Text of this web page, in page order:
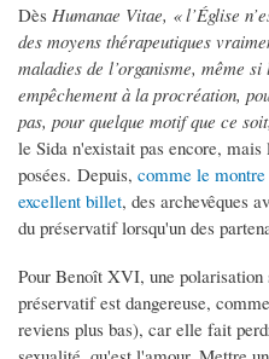
Dès Humanae Vitae, «l’Église
des moyens thérapeutiques
maladies de l’organisme, même
empêchement à la procréation,
pas, pour quelque motif que ce
le Sida n'existait pas encore, mais
posées. Depuis, comme le
excellent billet, des archevêques
du préservatif lorsqu'un des
Pour Benoît XVI, une polarisation
préservatif est dangereuse,
reviens plus bas), car elle fait